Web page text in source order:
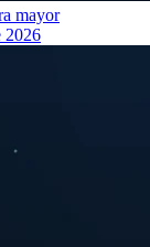
mayor
2026